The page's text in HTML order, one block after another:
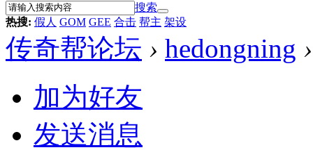
搜索
热搜: 假人 GOM GEE 合击 帮主 架设
传奇帮论坛 › hedongning ›
加为好友
发送消息